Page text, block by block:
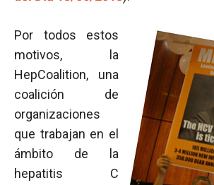
Por todos estos
motivos, la
HepCoalition, una
coalición de
organizaciones
que trabajan en el
ámbito de la
hepatitis C